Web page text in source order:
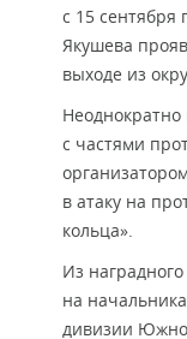
с 15 сентября
Якушева
выходе из
с частями
в атаку на
кольца».
Из
на
дивизии